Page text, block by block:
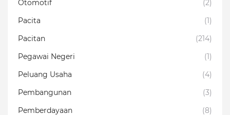
Otomotif
(2)
Pacita
(1)
Pacitan
(214)
Pegawai Negeri
(1)
Peluang Usaha
(4)
Pembangunan
(3)
Pemberdayaan
(8)